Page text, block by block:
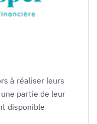
à réaliser leurs
partie de leur
disponible